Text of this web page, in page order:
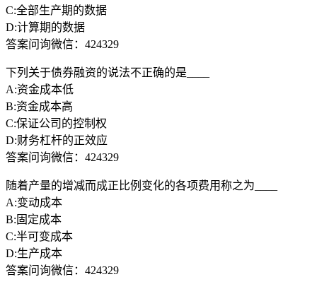
C:全部生产期的数据
D:计算期的数据
答案问询微信：424329
下列关于债券融资的说法不正确的是____
A:资金成本低
B:资金成本高
C:保证公司的控制权
D:财务杠杆的正效应
答案问询微信：424329
随着产量的增减而成正比例变化的各项费用称之为____
A:变动成本
B:固定成本
C:半可变成本
D:生产成本
答案问询微信：424329